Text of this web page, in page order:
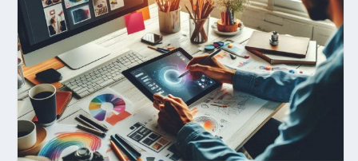
Kitalálod, mire használják ezeket a
gépeket?
Nem sikerült az egyetemi felvételi?
Tanulj szakmát!
Szoftverfejlesztő: verseny kódban –
amikor néhány sor program dönti el a
világversenyt...
Digitális detox – hogyan kapcsolódj ki
telefon nélkül?